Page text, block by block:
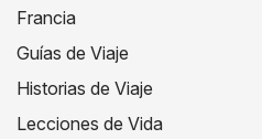
Francia
Guías de Viaje
Historias de Viaje
Lecciones de Vida